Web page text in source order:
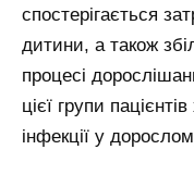
спостерігається
дитини, а також
процесі
цієї групи
інфекції у